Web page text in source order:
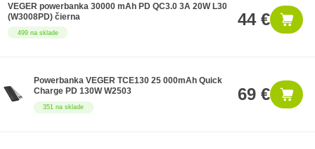
499 na sklade
VEGER powerbanka 30000 mAh PD QC3.0 3A 20W L30
(W3008PD) čierna
44 €
351 na sklade
Powerbanka VEGER TCE130 25 000mAh Quick
Charge PD 130W W2503
69 €